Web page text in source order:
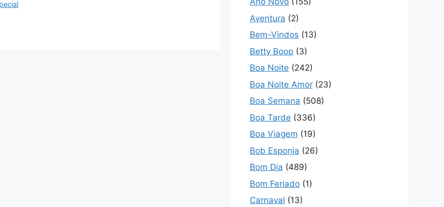
Aventura (2)
Bem-Vindos (13)
Betty Boop (3)
Boa Noite (242)
Boa Noite Amor (23)
Boa Semana (508)
Boa Tarde (336)
Boa Viagem (19)
Bob Esponja (26)
Bom Dia (489)
Bom Feriado (1)
Carnaval (13)